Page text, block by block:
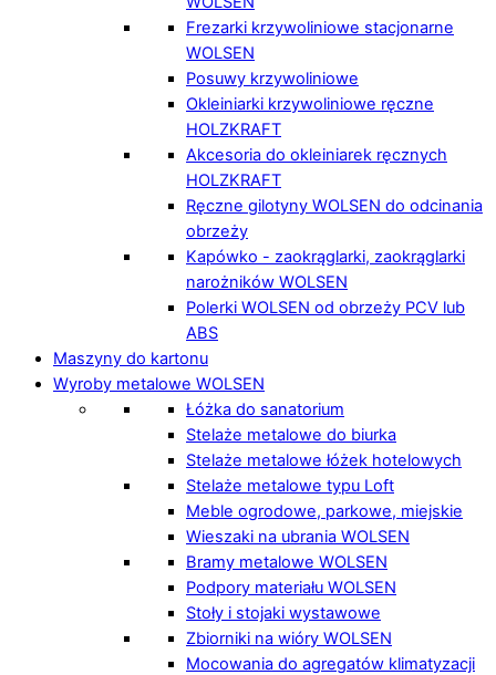
Frezarki krzywoliniowe stacjonarne
WOLSEN
Posuwy krzywoliniowe
Okleiniarki krzywoliniowe ręczne
HOLZKRAFT
Akcesoria do okleiniarek ręcznych
HOLZKRAFT
Ręczne gilotyny WOLSEN do odcinania
obrzeży
Kapówko - zaokrąglarki, zaokrąglarki
narożników WOLSEN
Polerki WOLSEN od obrzeży PCV lub
ABS
Maszyny do kartonu
Wyroby metalowe WOLSEN
Łóżka do sanatorium
Stelaże metalowe do biurka
Stelaże metalowe łóżek hotelowych
Stelaże metalowe typu Loft
Meble ogrodowe, parkowe, miejskie
Wieszaki na ubrania WOLSEN
Bramy metalowe WOLSEN
Podpory materiału WOLSEN
Stoły i stojaki wystawowe
Zbiorniki na wióry WOLSEN
Mocowania do agregatów klimatyzacji